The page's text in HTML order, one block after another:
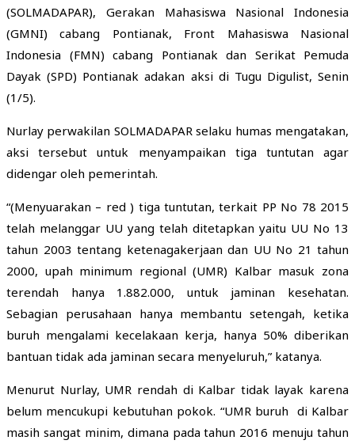
(SOLMADAPAR), Gerakan Mahasiswa Nasional Indonesia
(GMNI) cabang Pontianak, Front Mahasiswa Nasional
Indonesia (FMN) cabang Pontianak dan Serikat Pemuda
Dayak (SPD) Pontianak adakan aksi di Tugu Digulist, Senin
(1/5).
Nurlay perwakilan SOLMADAPAR selaku humas mengatakan,
aksi tersebut untuk menyampaikan tiga tuntutan agar
didengar oleh pemerintah.
“(Menyuarakan – red ) tiga tuntutan, terkait PP No 78 2015
telah melanggar UU yang telah ditetapkan yaitu UU No 13
tahun 2003 tentang ketenagakerjaan dan UU No 21 tahun
2000, upah minimum regional (UMR) Kalbar masuk zona
terendah hanya 1.882.000, untuk jaminan kesehatan.
Sebagian perusahaan hanya membantu setengah, ketika
buruh mengalami kecelakaan kerja, hanya 50% diberikan
bantuan tidak ada jaminan secara menyeluruh,” katanya.
Menurut Nurlay, UMR rendah di Kalbar tidak layak karena
belum mencukupi kebutuhan pokok. “UMR buruh di Kalbar
masih sangat minim, dimana pada tahun 2016 menuju tahun